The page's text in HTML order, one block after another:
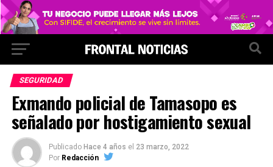
SEGURIDAD
Exmando policial de Tamasopo es
señalado por hostigamiento sexual
Publicado Hace 4 años el 23 marzo, 2022
Por Redacción